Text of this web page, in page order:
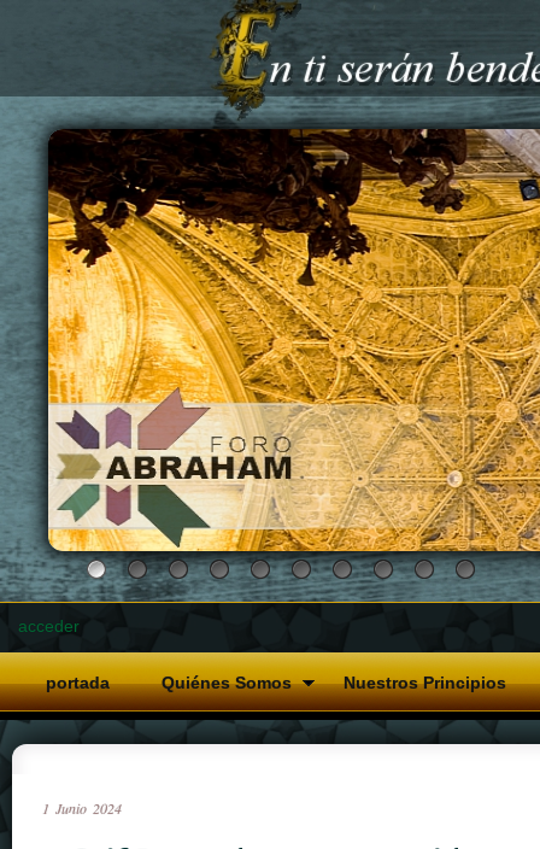
acceder
portada Quiénes Somos Nuestros Principios
1 Junio 2024